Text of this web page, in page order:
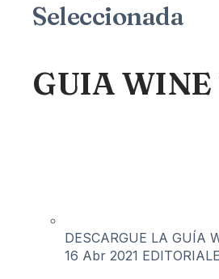
Seleccionada
GUIA WINE
DESCARGUE LA GUÍA
16 Abr 2021